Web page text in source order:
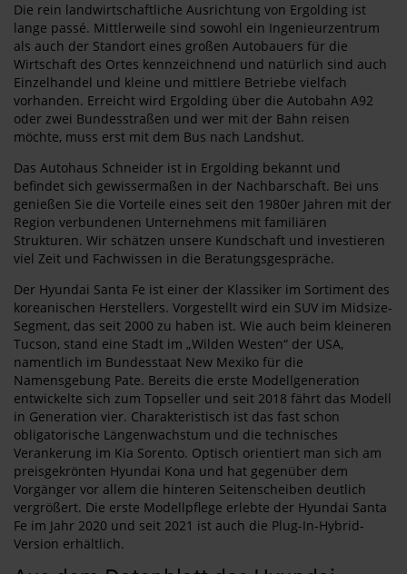
Die rein landwirtschaftliche Ausrichtung von Ergolding ist
lange passé. Mittlerweile sind sowohl ein Ingenieurzentrum
als auch der Standort eines großen Autobauers für die
Wirtschaft des Ortes kennzeichnend und natürlich sind auch
Einzelhandel und kleine und mittlere Betriebe vielfach
vorhanden. Erreicht wird Ergolding über die Autobahn A92
oder zwei Bundesstraßen und wer mit der Bahn reisen
möchte, muss erst mit dem Bus nach Landshut.
Das Autohaus Schneider ist in Ergolding bekannt und
befindet sich gewissermaßen in der Nachbarschaft. Bei uns
genießen Sie die Vorteile eines seit den 1980er Jahren mit der
Region verbundenen Unternehmens mit familiären
Strukturen. Wir schätzen unsere Kundschaft und investieren
viel Zeit und Fachwissen in die Beratungsgespräche.
Der Hyundai Santa Fe ist einer der Klassiker im Sortiment des
koreanischen Herstellers. Vorgestellt wird ein SUV im Midsize-
Segment, das seit 2000 zu haben ist. Wie auch beim kleineren
Tucson, stand eine Stadt im „Wilden Westen“ der USA,
namentlich im Bundesstaat New Mexiko für die
Namensgebung Pate. Bereits die erste Modellgeneration
entwickelte sich zum Topseller und seit 2018 fährt das Modell
in Generation vier. Charakteristisch ist das fast schon
obligatorische Längenwachstum und die technisches
Verankerung im Kia Sorento. Optisch orientiert man sich am
preisgekrönten Hyundai Kona und hat gegenüber dem
Vorgänger vor allem die hinteren Seitenscheiben deutlich
vergrößert. Die erste Modellpflege erlebte der Hyundai Santa
Fe im Jahr 2020 und seit 2021 ist auch die Plug-In-Hybrid-
Version erhältlich.